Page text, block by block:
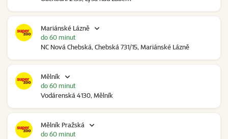
Mariánské Lázně
NC Nová Chebská, Chebská 731/15, Mariánské Lázně
do 60 minut
Mělník
Vodárenská 4130, Mělník
do 60 minut
Mělník Pražská
do 60 minut